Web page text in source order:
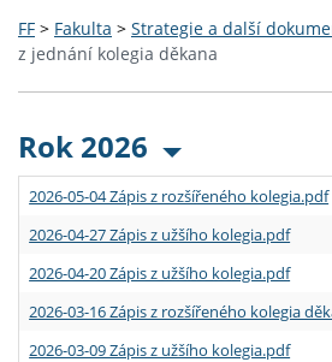
FF > Fakulta > Strategie a další
z jednání kolegia děkana
Rok 2026
2026-05-04 Zápis z rozšířeného kolegia.pdf
2026-04-27 Zápis z užšího kolegia.pdf
2026-04-20 Zápis z užšího kolegia.pdf
2026-03-16 Zápis z rozšířeného kolegia
2026-03-09 Zápis z užšího kolegia.pdf